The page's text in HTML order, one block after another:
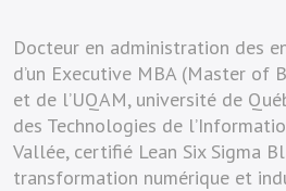
Docteur en administration des
d’un Executive MBA (Master of
et de l’UQAM, université de
des Technologies de
Vallée, certifié Lean Six Sigma
transformation numérique et